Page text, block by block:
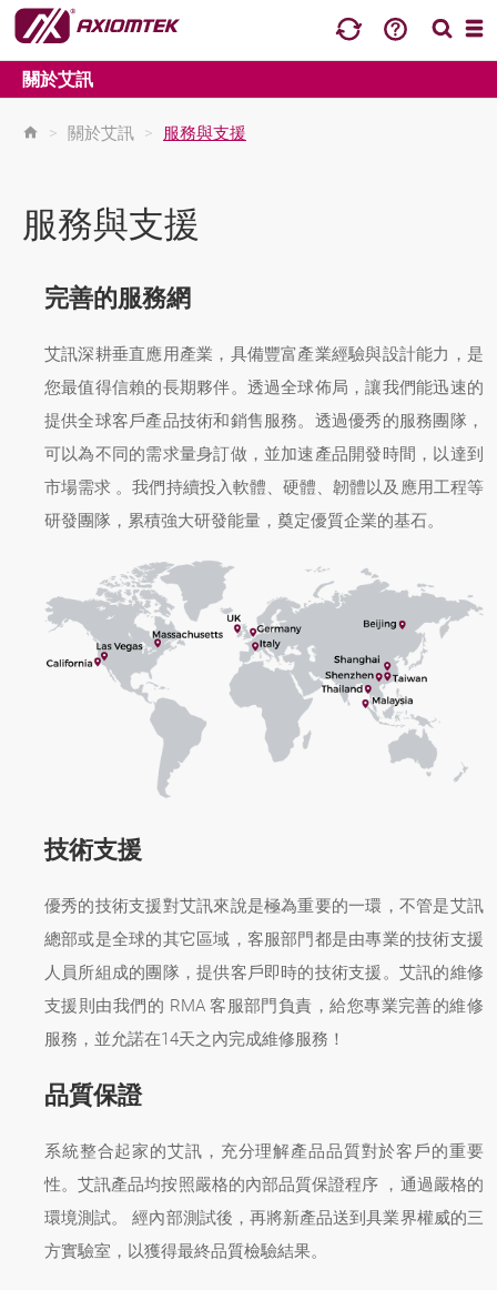
關於艾訊
> 關於艾訊 > 服務與支援
服務與支援
完善的服務網
艾訊深耕垂直應用產業，具備豐富產業經驗與設計能力，是
您最值得信賴的長期夥伴。透過全球佈局，讓我們能迅速的
提供全球客戶產品技術和銷售服務。透過優秀的服務團隊，
可以為不同的需求量身訂做，並加速產品開發時間，以達到
市場需求 。我們持續投入軟體、硬體、韌體以及應用工程等
研發團隊，累積強大研發能量，奠定優質企業的基石。
技術支援
優秀的技術支援對艾訊來說是極為重要的一環，不管是艾訊
總部或是全球的其它區域，客服部門都是由專業的技術支援
人員所組成的團隊，提供客戶即時的技術支援。艾訊的維修
支援則由我們的 RMA 客服部門負責，給您專業完善的維修
服務，並允諾在14天之內完成維修服務！
品質保證
系統整合起家的艾訊，充分理解產品品質對於客戶的重要
性。艾訊產品均按照嚴格的內部品質保證程序 ，通過嚴格的
環境測試。 經內部測試後，再將新產品送到具業界權威的三
方實驗室，以獲得最終品質檢驗結果。